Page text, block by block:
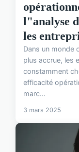
l"analyse
les
Dans un monde
plus accrue, les
constamment
efficacité
marc...
3 mars 2025